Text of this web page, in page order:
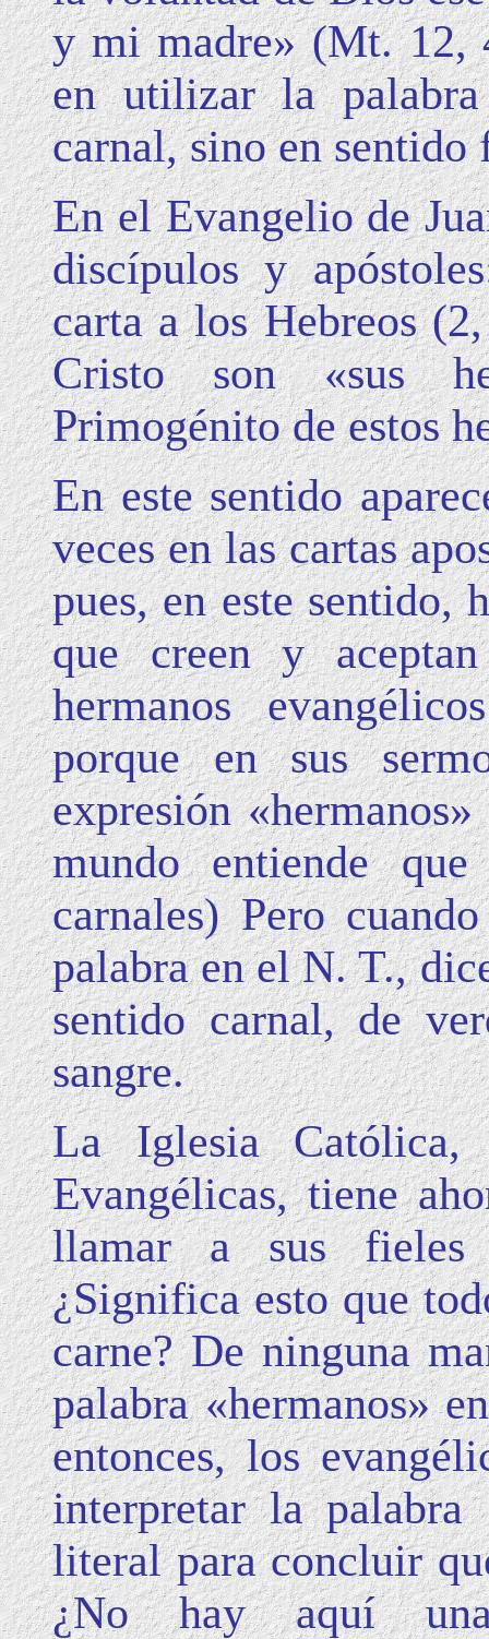
y mi madre» (Mt. 12,
en utilizar la
carnal, sino en sentido
En el Evangelio de
discípulos y
carta a los Hebreos
Cristo son «sus
Primogénito de estos
En este sentido
veces en las cartas
pues, en este sentido,
que creen y
hermanos
porque en sus
expresión
mundo entiende
carnales) Pero
palabra en el N. T.,
sentido carnal, de
sangre.
La Iglesia
Evangélicas, tiene
llamar a sus fieles
¿Significa esto que
carne? De ninguna
palabra «hermanos»
entonces, los
interpretar la palabra
literal para concluir
¿No hay aquí